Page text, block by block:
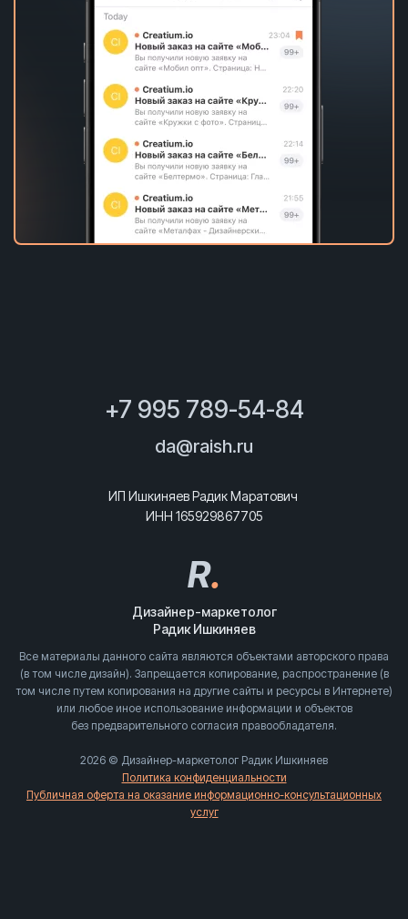
+7 995 789-54-84
da@raish.ru
ИП Ишкиняев Радик Маратович
ИНН 165929867705
R.
Дизайнер-маркетолог
Радик Ишкиняев
Все материалы данного сайта являются объектами авторского права
(в том числе дизайн). Запрещается копирование, распространение (в
том числе путем копирования на другие сайты и ресурсы в Интернете)
или любое иное использование информации и объектов
без предварительного согласия правообладателя.
2026 © Дизайнер-маркетолог Радик Ишкиняев
Политика конфиденциальности
Публичная оферта на оказание информационно-консультационных
услуг